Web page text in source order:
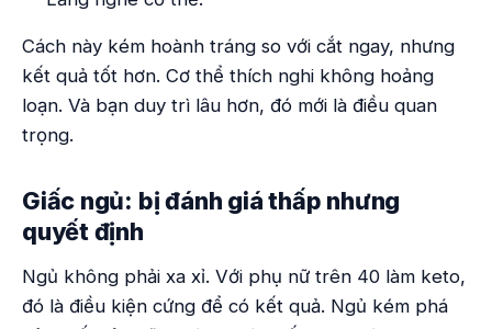
Cách này kém hoành tráng so với cắt ngay, nhưng
kết quả tốt hơn. Cơ thể thích nghi không hoảng
loạn. Và bạn duy trì lâu hơn, đó mới là điều quan
trọng.
Giấc ngủ: bị đánh giá thấp nhưng
quyết định
Ngủ không phải xa xỉ. Với phụ nữ trên 40 làm keto,
đó là điều kiện cứng để có kết quả. Ngủ kém phá